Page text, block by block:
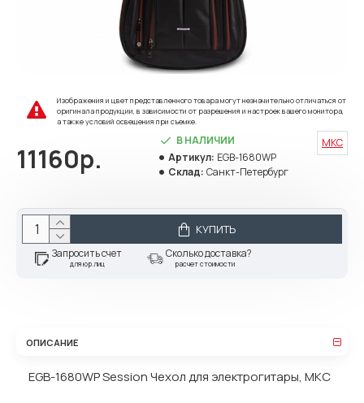
Изображения и цвет представленного товара могут незначительно отличаться от
оригинала продукции, в зависимости от разрешения и настроек вашего монитора,
а также условий освещения при съемке.
11160р.
В НАЛИЧИИ
Артикул: EGB-1680WP
Склад: Санкт-Петербург
MKC
КУПИТЬ
Запросить счет
для юр.лиц
Сколько доставка?
расчет стоимости
ОПИСАНИЕ
EGB-1680WP Session Чехол для электрогитары, MKC